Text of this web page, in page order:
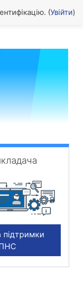
(Увійти)
викладача